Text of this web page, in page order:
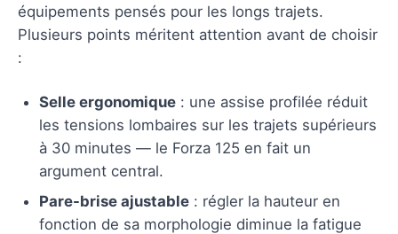
équipements pensés pour les longs trajets.
Plusieurs points méritent attention avant de choisir
:
Selle ergonomique : une assise profilée réduit
les tensions lombaires sur les trajets supérieurs
à 30 minutes — le Forza 125 en fait un
argument central.
Pare-brise ajustable : régler la hauteur en
fonction de sa morphologie diminue la fatigue